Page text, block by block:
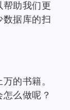
帮助我们更
据库的扫
的书籍。
么做呢？